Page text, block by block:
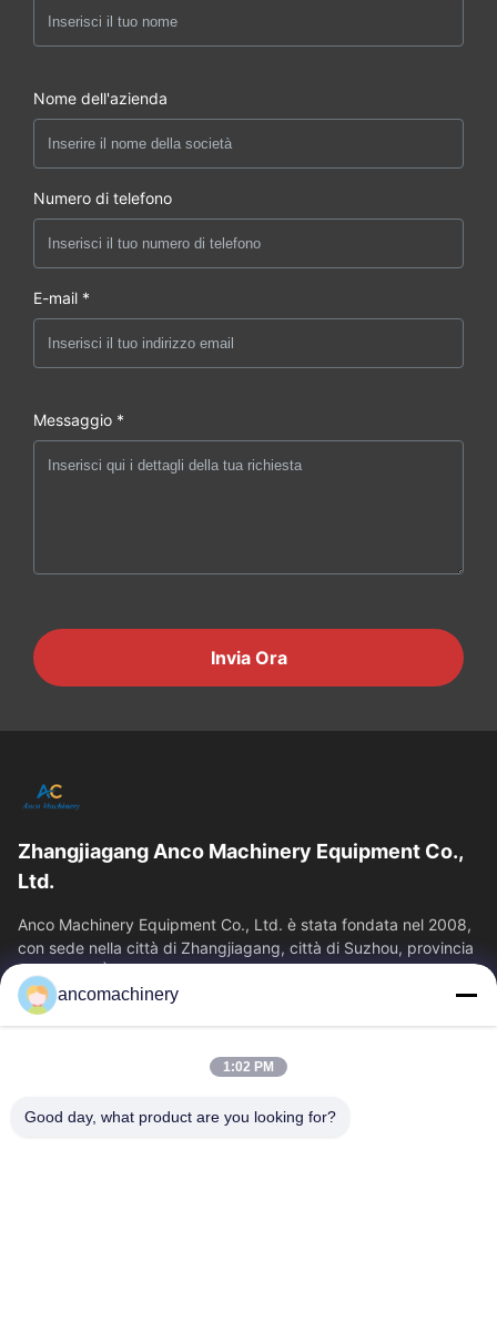
Nome dell'azienda
Numero di telefono
E-mail *
Messaggio *
Invia Ora
Zhangjiagang Anco Machinery Equipment Co.,
Ltd.
Anco Machinery Equipment Co., Ltd. è stata fondata nel 2008,
con sede nella città di Zhangjiagang, città di Suzhou, provincia
di Jiangsu. È...
Link Veloci
Chi Siamo
Fatory Tour
Controllo Di Qualità
ancomachinery
1:02 PM
Good day, what product are you looking for?